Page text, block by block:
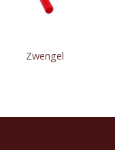
Zwengel